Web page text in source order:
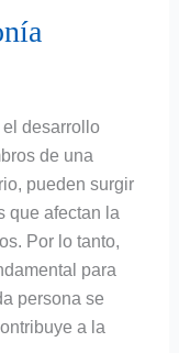
desarrollo
de una
pueden surgir
que afectan la
Por lo tanto,
para
persona se
a la